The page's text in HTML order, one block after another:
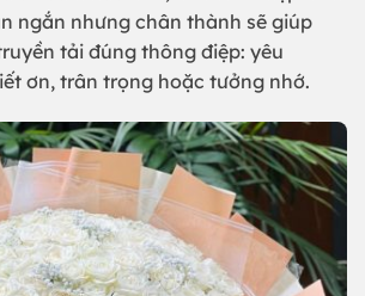
ngắn nhưng chân thành sẽ giúp
tải đúng thông điệp: yêu
ơn, trân trọng hoặc tưởng nhớ.